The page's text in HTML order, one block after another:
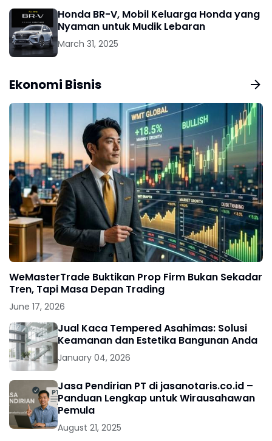
Honda BR-V, Mobil Keluarga Honda yang
Nyaman untuk Mudik Lebaran
March 31, 2025
Ekonomi Bisnis
WeMasterTrade Buktikan Prop Firm Bukan Sekadar
Tren, Tapi Masa Depan Trading
June 17, 2026
Jual Kaca Tempered Asahimas: Solusi
Keamanan dan Estetika Bangunan Anda
January 04, 2026
Jasa Pendirian PT di jasanotaris.co.id –
Panduan Lengkap untuk Wirausahawan
Pemula
August 21, 2025